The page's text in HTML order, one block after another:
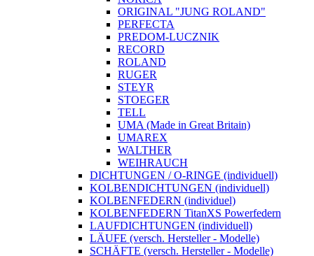
ORIGINAL "JUNG ROLAND"
PERFECTA
PREDOM-LUCZNIK
RECORD
ROLAND
RUGER
STEYR
STOEGER
TELL
UMA (Made in Great Britain)
UMAREX
WALTHER
WEIHRAUCH
DICHTUNGEN / O-RINGE (individuell)
KOLBENDICHTUNGEN (individuell)
KOLBENFEDERN (individuel)
KOLBENFEDERN TitanXS Powerfedern
LAUFDICHTUNGEN (individuell)
LÄUFE (versch. Hersteller - Modelle)
SCHÄFTE (versch. Hersteller - Modelle)